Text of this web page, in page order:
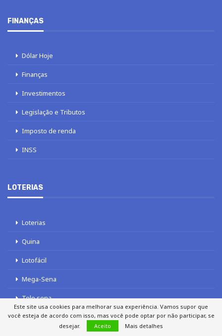
FINANÇAS
Dólar Hoje
Finanças
Investimentos
Legislação e Tributos
Imposto de renda
INSS
LOTERIAS
Loterias
Quina
Lotofácil
Mega-Sena
Tele sena
Este site usa cookies para melhorar sua experiência. Vamos supor que
você esteja de acordo com isso, mas você pode optar por não participar, se
desejar.
Aceito Mais detalhes